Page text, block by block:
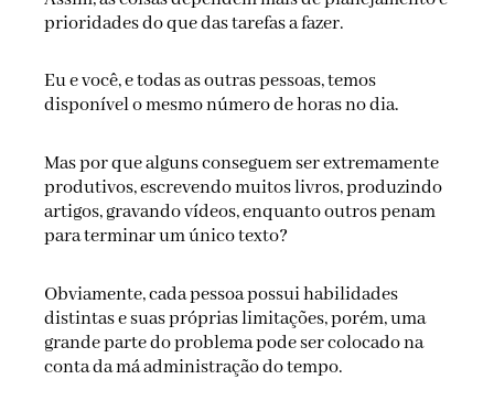
prioridades do que das tarefas a fazer.
Eu e você, e todas as outras pessoas, temos
disponível o mesmo número de horas no dia.
Mas por que alguns conseguem ser extremamente
produtivos, escrevendo muitos livros, produzindo
artigos, gravando vídeos, enquanto outros penam
para terminar um único texto?
Obviamente, cada pessoa possui habilidades
distintas e suas próprias limitações, porém, uma
grande parte do problema pode ser colocado na
conta da má administração do tempo.